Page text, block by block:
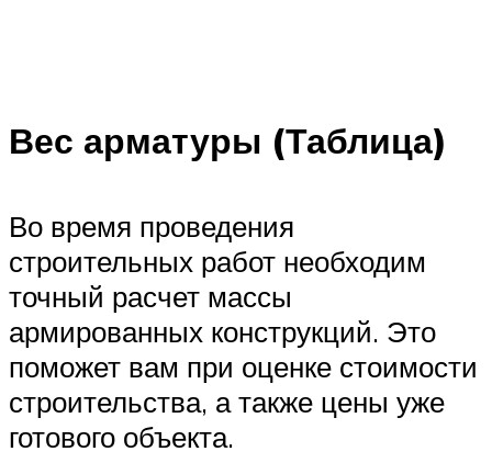
Вес арматуры (Таблица)
Во время проведения
строительных работ необходим
точный расчет массы
армированных конструкций. Это
поможет вам при оценке стоимости
строительства, а также цены уже
готового объекта.